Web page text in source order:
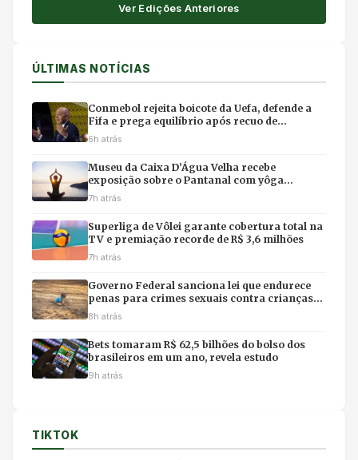
Ver Edições Anteriores
ÚLTIMAS NOTÍCIAS
Conmebol rejeita boicote da Uefa, defende a
Fifa e prega equilíbrio após recuo de
Infantino
6h atrás
Museu da Caixa D’Água Velha recebe
exposição sobre o Pantanal com yôga
imersivo e feirinha em Cuiabá
7h atrás
Superliga de Vôlei garante cobertura total na
TV e premiação recorde de R$ 3,6 milhões
7h atrás
Governo Federal sanciona lei que endurece
penas para crimes sexuais contra crianças
na internet e uso de IA
8h atrás
Bets tomaram R$ 62,5 bilhões do bolso dos
brasileiros em um ano, revela estudo
9h atrás
TIKTOK